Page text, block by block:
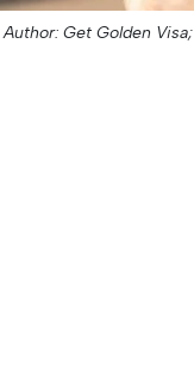
Author: Get Golden Visa;